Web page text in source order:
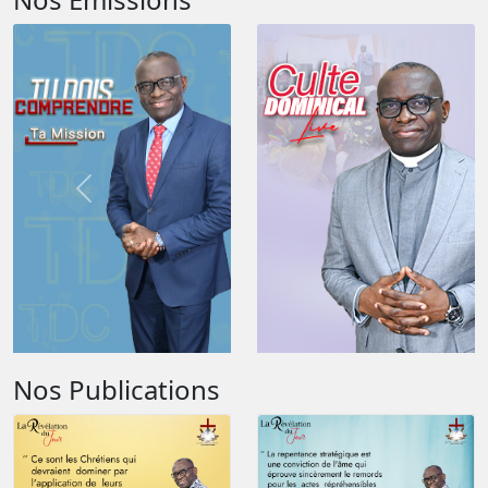
Previous
Nos Publications